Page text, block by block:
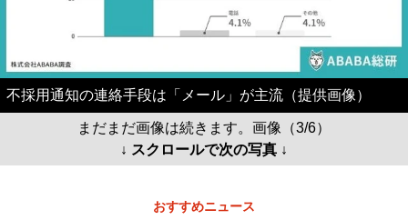
不採用通知の連絡手段は「メール」が主流（提供画像）
まだまだ画像は続きます。画像（3/6）
↓ スクロールで次の写真 ↓
おすすめニュース